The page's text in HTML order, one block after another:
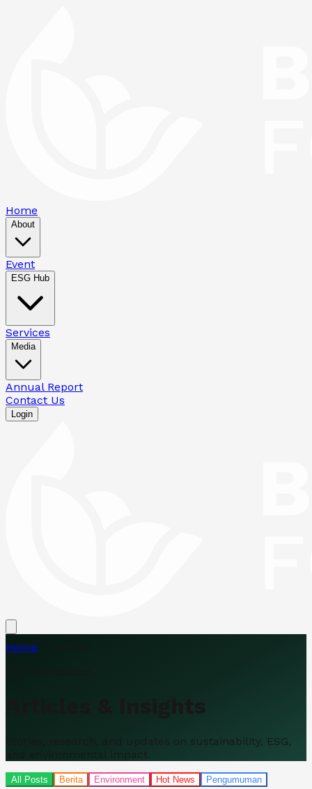
Home
About
Event
ESG Hub
Services
Media
Annual Report
Contact Us
Login
Home
Insights
Stories, research, and updates on sustainability, ESG,
and environmental impact.
All Posts Berita Environment Hot News Pengumuman